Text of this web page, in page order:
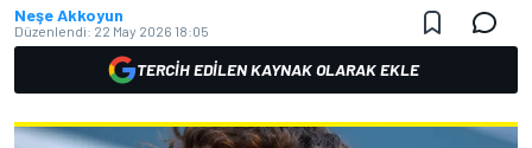
Neşe Akkoyun
Düzenlendi: 22 May 2026 18:05
TERCIH EDILEN KAYNAK OLARAK EKLE